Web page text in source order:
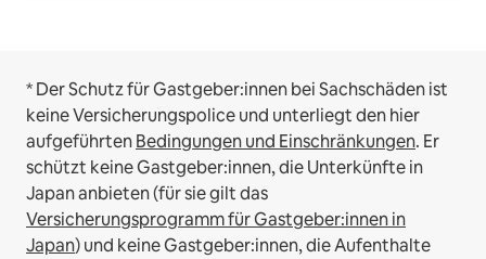
* Der Schutz für Gastgeber:innen bei Sachschäden ist
keine Versicherungspolice und unterliegt den hier
aufgeführtenBedingungen und Einschränkungen. Er
schützt keine Gastgeber:innen, die Unterkünfte in
Japan anbieten (für sie gilt das
Versicherungsprogramm für Gastgeber:innen in
Japan) und keine Gastgeber:innen, die Aufenthalte